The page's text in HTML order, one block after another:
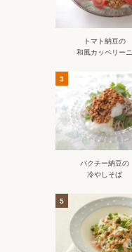
トマト納豆の
和風カッペリーニ
3
パクチー納豆の
冷やしそば
5